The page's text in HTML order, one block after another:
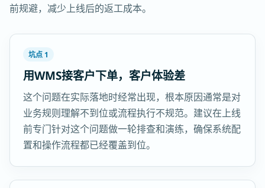
前规避，减少上线后的返工成本。
坑点 1
用WMS接客户下单，客户体验差
这个问题在实际落地时经常出现，根本原因通常是对
业务规则理解不到位或流程执行不规范。建议在上线
前专门针对这个问题做一轮排查和演练，确保系统配
置和操作流程都已经覆盖到位。